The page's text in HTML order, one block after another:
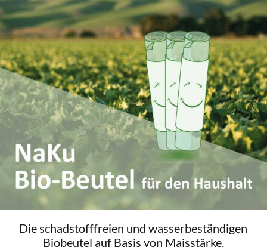
Die schadstofffreien und wasserbeständigen
Biobeutel auf Basis von Maisstärke.